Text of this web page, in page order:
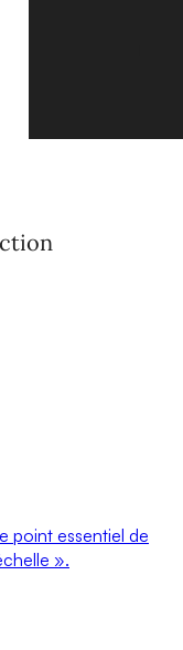
point essentiel de
».